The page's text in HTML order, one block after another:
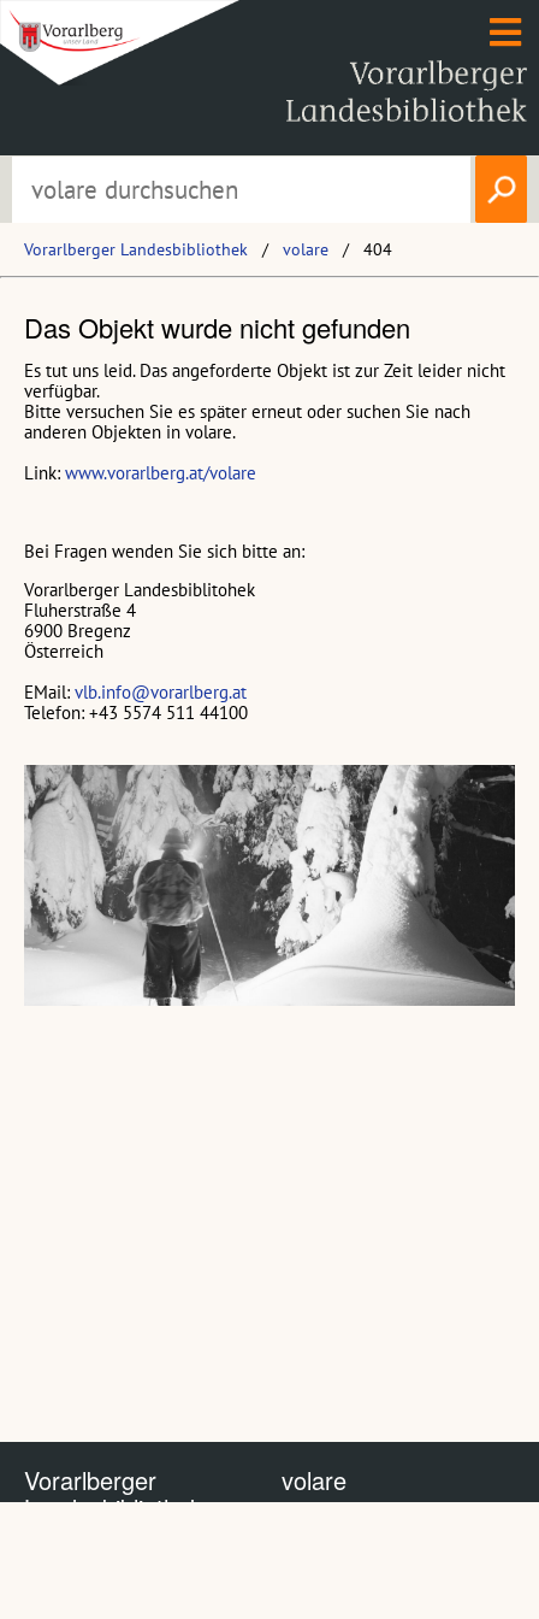
Vorarlberger Landesbibliothek volare 404
Das Objekt wurde nicht gefunden
Es tut uns leid. Das angeforderte Objekt ist zur Zeit leider nicht
verfügbar.
Bitte versuchen Sie es später erneut oder suchen Sie nach
anderen Objekten in volare.
Link: www.vorarlberg.at/volare
Bei Fragen wenden Sie sich bitte an:
Vorarlberger Landesbiblitohek
Fluherstraße 4
6900 Bregenz
Österreich
EMail: vlb.info@vorarlberg.at
Telefon: +43 5574 511 44100
Vorarlberger
Landesbibliothek
volare